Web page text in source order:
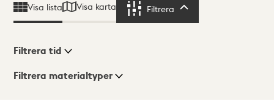
Visa lista Visa karta Filtrera
Visningsläge
Filtrera tid
Filtrera materialtyper